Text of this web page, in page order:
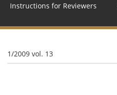
Instructions for Reviewers
1/2009 vol. 13